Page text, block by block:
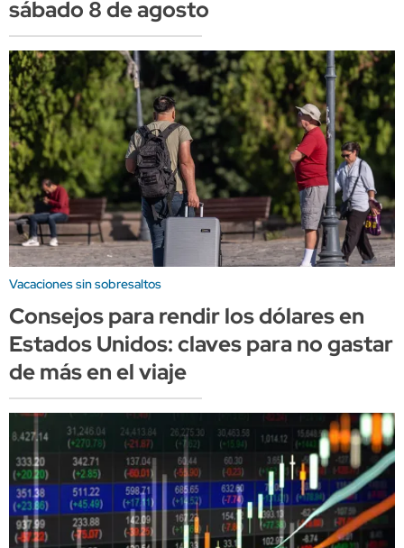
sábado 8 de agosto
Vacaciones sin sobresaltos
Consejos para rendir los dólares en
Estados Unidos: claves para no gastar
de más en el viaje